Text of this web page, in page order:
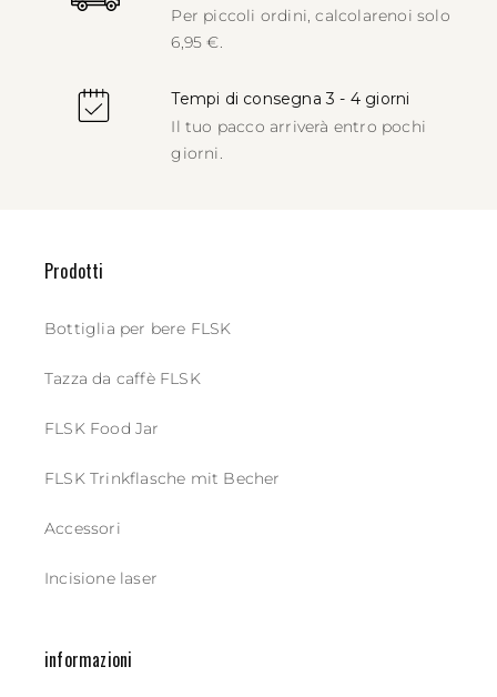
Per piccoli ordini, calcolarenoi solo
6,95 €.
Tempi di consegna 3 - 4 giorni
Il tuo pacco arriverà entro pochi
giorni.
Prodotti
Bottiglia per bere FLSK
Tazza da caffè FLSK
FLSK Food Jar
FLSK Trinkflasche mit Becher
Accessori
Incisione laser
informazioni